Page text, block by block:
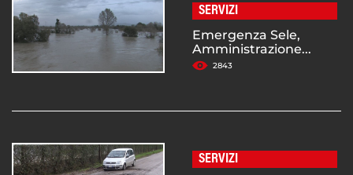
SERVIZI
Emergenza Sele,
Amministrazione...
2843
SERVIZI